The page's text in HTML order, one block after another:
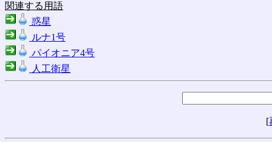
関連する用語
惑星
ルナ1号
パイオニア4号
人工衛星
[